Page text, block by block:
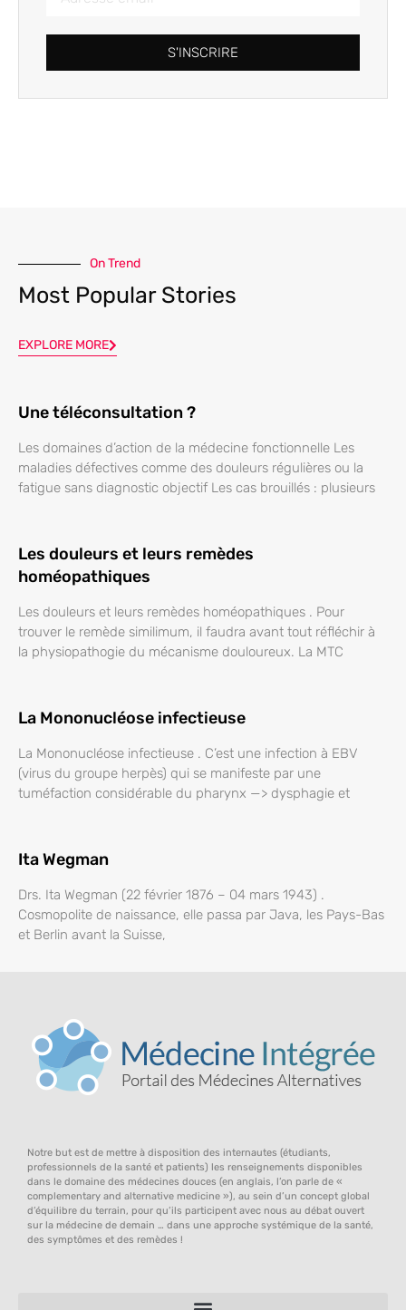
S'INSCRIRE
On Trend
Most Popular Stories
EXPLORE MORE
Une téléconsultation ?
Les domaines d’action de la médecine fonctionnelle Les
maladies défectives comme des douleurs régulières ou la
fatigue sans diagnostic objectif Les cas brouillés : plusieurs
Les douleurs et leurs remèdes
homéopathiques
Les douleurs et leurs remèdes homéopathiques . Pour
trouver le remède similimum, il faudra avant tout réfléchir à
la physiopathogie du mécanisme douloureux. La MTC
La Mononucléose infectieuse
La Mononucléose infectieuse . C’est une infection à EBV
(virus du groupe herpès) qui se manifeste par une
tuméfaction considérable du pharynx —> dysphagie et
Ita Wegman
Drs. Ita Wegman (22 février 1876 – 04 mars 1943) .
Cosmopolite de naissance, elle passa par Java, les Pays-Bas
et Berlin avant la Suisse,
Notre but est de mettre à disposition des internautes (étudiants,
professionnels de la santé et patients) les renseignements disponibles
dans le domaine des médecines douces (en anglais, l’on parle de «
complementary and alternative medicine »), au sein d’un concept global
d’équilibre du terrain, pour qu’ils participent avec nous au débat ouvert
sur la médecine de demain … dans une approche systémique de la santé,
des symptômes et des remèdes !